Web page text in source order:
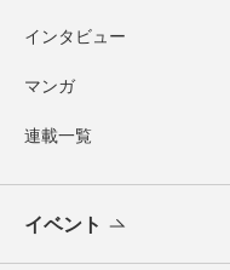
インタビュー
マンガ
連載一覧
イベント